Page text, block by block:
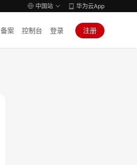
中国站 华为云App
备案 控制台 登录 注册